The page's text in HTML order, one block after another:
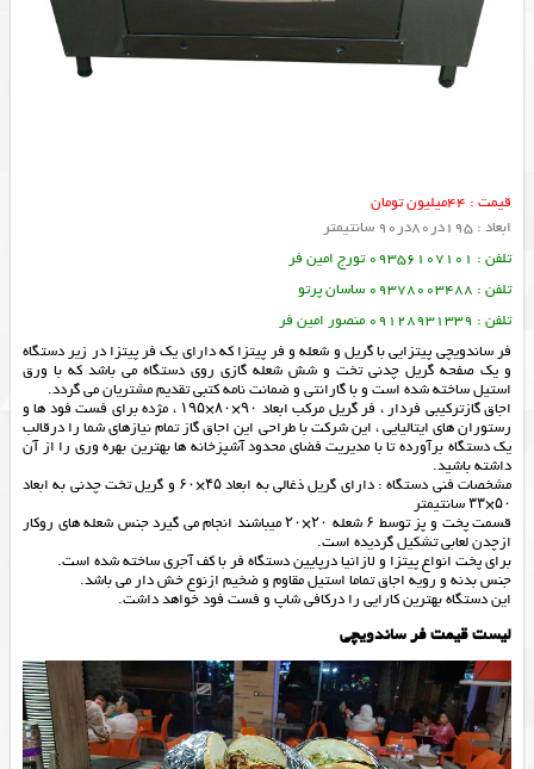
قیمت : 44میلیون تومان
ابعاد : 195در80در90 سانتیمتر
تلفن : 09356107101 تورج امین فر
تلفن : 09378003488 ساسان پرتو
تلفن : 09128931339 منصور امین فر
فر ساندویچی پیتزایی با گریل و شعله و فر پیتزا که دارای یک فر پیتزا در زیر دستگاه
و یک صفحه گریل چدنی تخت و شش شعله گازی روی دستگاه می باشد که با ورق
استیل ساخته شده است و با گارانتی و ضمانت نامه کتبی تقدیم مشتریان می گردد.
اجاق گازترکیبی فردار ، فر گریل مرکب ابعاد ۹۰×۸۰×۱۹۵ ، مژده برای فست فود ها و
رستوران های ایتالیایی ، این شرکت با طراحی این اجاق گاز تمام نیازهای شما را درقالب
یک دستگاه برآورده تا با مدیریت فضای محدود آشپزخانه ها بهترین بهره وری را از آن
داشته باشید.
مشخصات فنی دستگاه : دارای گریل ذغالی به ابعاد ۴۵×۶۰ و گریل تخت چدنی به ابعاد
۵۰×۳۳ سانتیمتر
قسمت پخت و پز توسط ۶ شعله ۲۰×۲۰ میباشند انجام می گیرد جنس شعله های روکار
ازچدن لعابی تشکیل گردیده است.
برای پخت انواع پیتزا و لازانیا درپایین دستگاه فر با کف آجری ساخته شده است.
جنس بدنه و رویه اجاق تماما استیل مقاوم و ضخیم ازنوع خش دار می باشد.
این دستگاه بهترین کارایی را درکافی شاپ و فست فود خواهد داشت.
لیست قیمت فر ساندویچی